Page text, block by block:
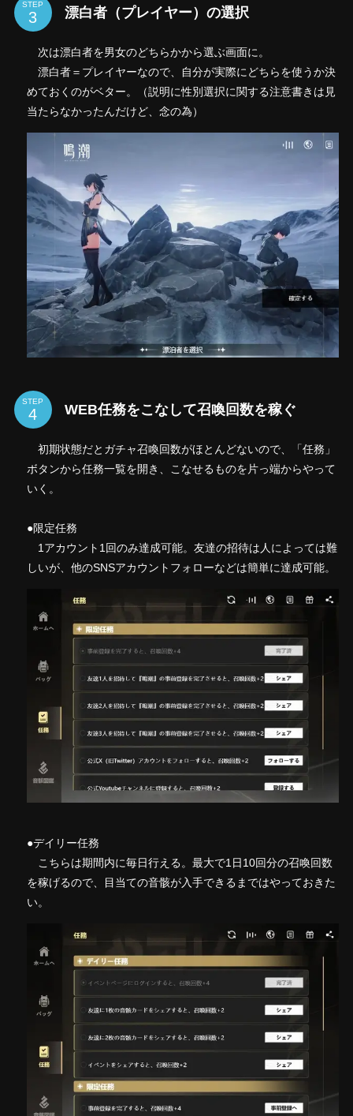
STEP
漂白者（プレイヤー）の選択
次は漂白者を男女のどちらかから選ぶ画面に。
漂白者＝プレイヤーなので、自分が実際にどちらを使うか決
めておくのがベター。（説明に性別選択に関する注意書きは見
当たらなかったんだけど、念の為）
STEP
WEB任務をこなして召喚回数を稼ぐ
初期状態だとガチャ召喚回数がほとんどないので、「任務」
ボタンから任務一覧を開き、こなせるものを片っ端からやって
いく。
●限定任務
1アカウント1回のみ達成可能。友達の招待は人によっては難
しいが、他のSNSアカウントフォローなどは簡単に達成可能。
●デイリー任務
こちらは期間内に毎日行える。最大で1日10回分の召喚回数
を稼げるので、目当ての音骸が入手できるまではやっておきた
い。